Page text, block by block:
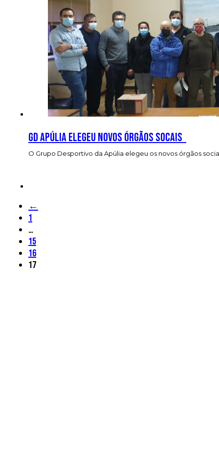
GD Apúlia elegeu novos órgãos socais
O Grupo Desportivo da Apúlia elegeu os novos órgãos
←
1
…
15
16
17